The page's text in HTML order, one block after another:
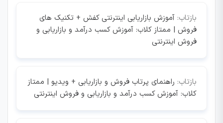
بازتاب: آموزش بازاریابی اینترنتی کفش + تکنیک های
فروش | ممتاز کلاب: آموزش کسب درآمد و بازاریابی و
فروش اینترنتی
بازتاب: راهنمای پرتاب فروش و بازاریابی + ویدیو | ممتاز
کلاب: آموزش کسب درآمد و بازاریابی و فروش اینترنتی